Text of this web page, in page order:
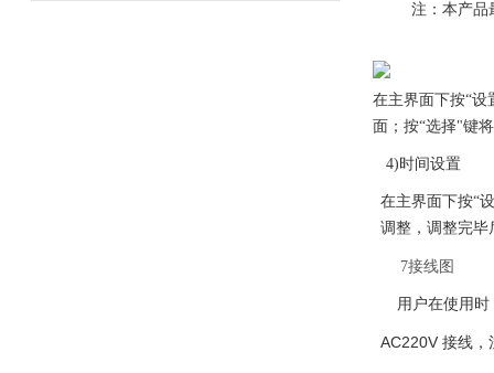
注：本产品
在主界面下按“设
面；按“选择"键
4)时间设置
在主界面下按“
调整，调整完毕
7接线图
用户在使用
AC220V 接线，